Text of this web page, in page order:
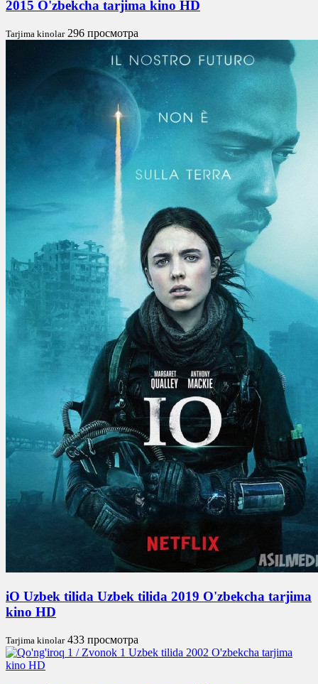
2015 O'zbekcha tarjima kino HD
Tarjima kinolar 296 просмотра
iO Uzbek tilida Uzbek tilida 2019 O'zbekcha tarjima
kino HD
Tarjima kinolar 433 просмотра